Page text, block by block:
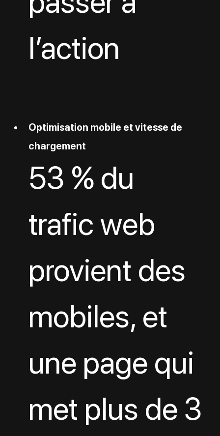
l’action
Optimisation mobile et vitesse de
chargement
53 % du
trafic web
provient des
mobiles, et
une page qui
met plus de 3